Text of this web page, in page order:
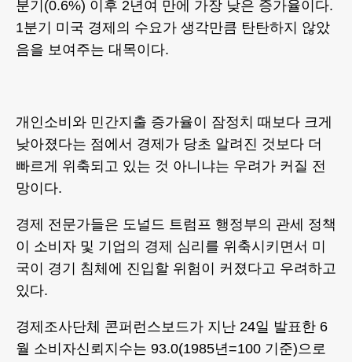
분기(0.6%) 이후 2년여 만에 가장 낮은 증가율이다.
1분기 미국 경제의 수요가 생각만큼 탄탄하지 않았
음을 보여주는 대목이다.
개인소비와 민간지출 증가율이 잠정치 때보다 크게
낮아졌다는 점에서 경제가 당초 알려진 것보다 더
빠르게 위축되고 있는 것 아니냐는 우려가 커질 전
망이다.
경제 전문가들은 도널드 트럼프 행정부의 관세 정책
이 소비자 및 기업의 경제 심리를 위축시키면서 미
국이 경기 침체에 진입할 위험이 커졌다고 우려하고
있다.
경제조사단체 콘퍼런스보드가 지난 24일 발표한 6
월 소비자신뢰지수는 93.0(1985년=100 기준)으로